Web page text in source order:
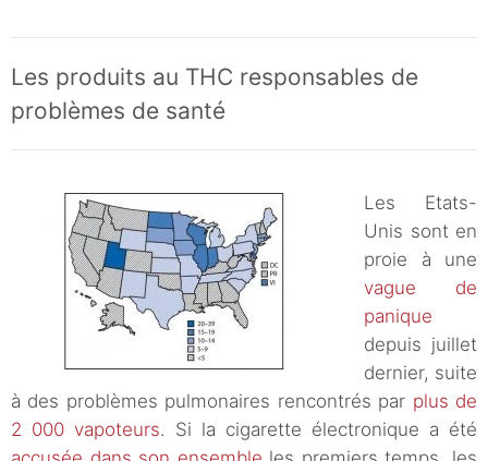
Les produits au THC responsables de
problèmes de santé
Les Etats-
Unis sont en
proie à une
vague de
panique
depuis juillet
dernier, suite
à des problèmes pulmonaires rencontrés par plus de
2 000 vapoteurs. Si la cigarette électronique a été